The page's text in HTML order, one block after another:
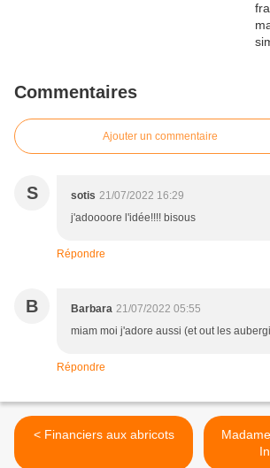
Commentaires
Ajouter un commentaire
S sotis 21/07/2022 16:29
j'adoooore l'idée!!!! bisous
Répondre
B Barbara 21/07/2022 05:55
miam moi j'adore aussi (et out les
Répondre
< Financiers aux abricots